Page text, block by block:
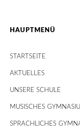
HAUPTMENÜ
STARTSEITE
AKTUELLES
UNSERE SCHULE
MUSISCHES
SPRACHLICHES